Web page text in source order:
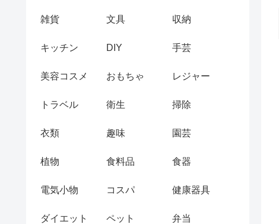
雑貨 文具 収納
キッチン DIY 手芸
美容コスメ おもちゃ レジャー
トラベル 衛生 掃除
衣類 趣味 園芸
植物 食料品 食器
電気小物 コスパ 健康器具
ダイエット ペット 弁当